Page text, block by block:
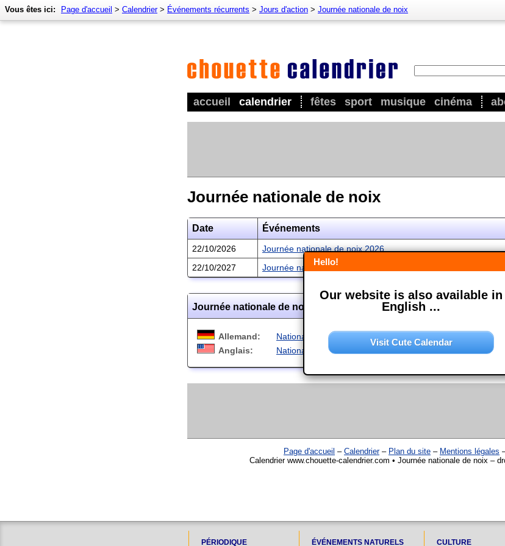
accueil calendrier fêtes sport musique cinéma
Vous êtes ici: Page d'accueil > Calendrier> Événements récurrents > Jours d'action > Journée nationale de noix
Journée nationale de noix
Date Événements
22/10/2026 Journée nationale de noix 2026
22/10/2027
Journée nationale de noix 2027
Journée nationale de noix dans d'autres langues
Allemand:
Nationaltag der Nuss
Anglais:
National Nut Day
Page d'accueil – Calendrier– Plan du site – Mentions légales
Calendrier www.chouette-calendrier.com • Journée nationale de noix –
PÉRIODIQUE ÉVÉNEMENTS NATURELS CULTURE
Hello!
Our website is also available in
English ...
Visit Cute Calendar